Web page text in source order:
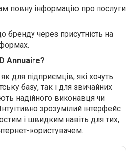
повну інформацію про послуги
бренду через присутність на
Annuaire?
для підприємців, які хочуть
базу, так і для звичайних
надійного виконавця чи
зрозумілий інтерфейс
і швидким навіть для тих,
користувачем.